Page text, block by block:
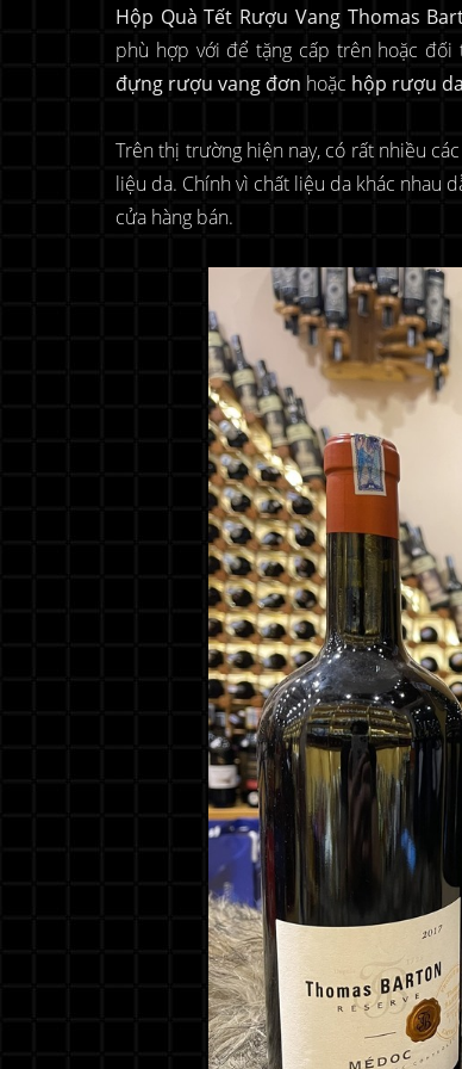
Hộp Quà Tết Rượu Vang Thomas
phù hợp với để tặng cấp trên hoặc đối
đựng rượu vang đơn hoặc hộp rượu
Trên thị trường hiện nay, có rất nhiều
liệu da. Chính vì chất liệu da khác nhau
cửa hàng bán.